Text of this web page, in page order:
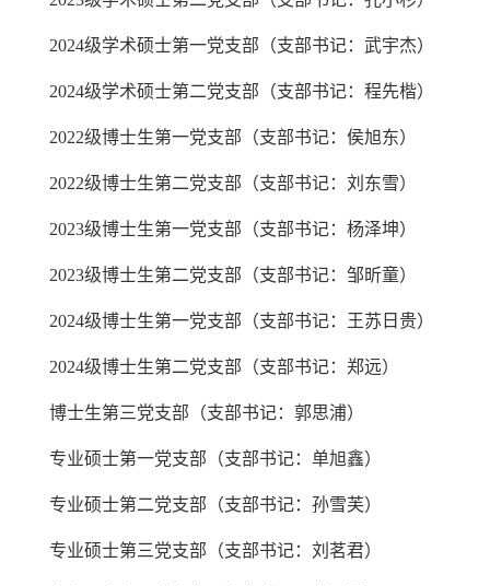
2024级学术硕士第一党支部（支部书记：武宇杰）
2024级学术硕士第二党支部（支部书记：程先楷）
2022级博士生第一党支部（支部书记：侯旭东）
2022级博士生第二党支部（支部书记：刘东雪）
2023级博士生第一党支部（支部书记：杨泽坤）
2023级博士生第二党支部（支部书记：邹昕童）
2024级博士生第一党支部（支部书记：王苏日贵）
2024级博士生第二党支部（支部书记：郑远）
博士生第三党支部（支部书记：郭思浦）
专业硕士第一党支部（支部书记：单旭鑫）
专业硕士第二党支部（支部书记：孙雪芙）
专业硕士第三党支部（支部书记：刘茗君）